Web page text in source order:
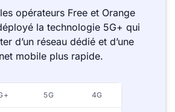
opérateurs Free et Orange
la technologie 5G+ qui
d’un réseau dédié et d’une
mobile plus rapide.
5G 4G